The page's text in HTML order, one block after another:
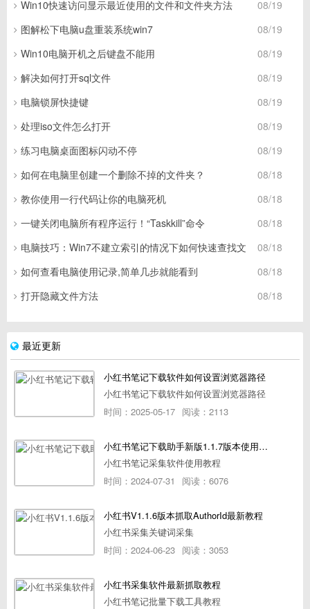
08/19
Win10快速访问显示最近使用的文件和文件夹方法
08/19
图解松下电脑u盘重装系统win7
08/19
Win10电脑开机之后键盘不能用
08/19
解决如何打开sql文件
08/19
电脑锁屏快捷键
08/19
处理iso文件怎么打开
08/19
练习电脑桌面图标闪动不停
08/18
如何在电脑里创建一个删除不掉的文件夹？
08/18
教你使用一行代码让你的电脑死机
08/18
一键关闭电脑所有程序运行！“Taskkill”命令
08/18
电脑技巧：Win7不建立索引的情况下如何快速查找文
08/18
如何查看电脑使用记录,简单几步就能看到
08/18
打开隐藏文件方法
最近更新
小红书笔记下载软件如何设置浏览器路径
小红书笔记下载软件如何设置浏览器路径
时间：2025-05-17 阅读：2113
小红书笔记下载助手新版1.1.7版本使用教程
小红书笔记采集软件使用教程
时间：2024-07-31
阅读：6076
小红书V1.1.6版本抓取AuthorId最新教程
小红书采集关键词采集
时间：2024-06-23 阅读：3053
小红书采集软件最新抓取教程
小红书笔记批量下载工具教程